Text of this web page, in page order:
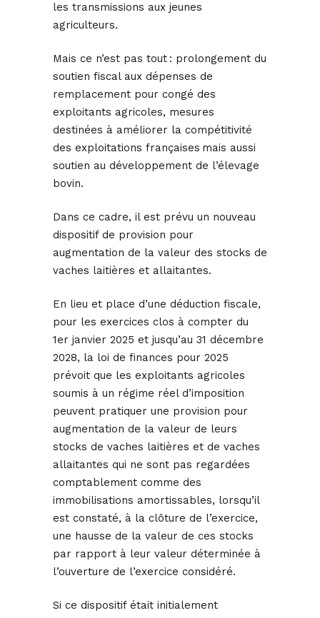
les transmissions aux jeunes
agriculteurs.
Mais ce n’est pas tout : prolongement du
soutien fiscal aux dépenses de
remplacement pour congé des
exploitants agricoles, mesures
destinées à améliorer la compétitivité
des exploitations françaises mais aussi
soutien au développement de l’élevage
bovin.
Dans ce cadre, il est prévu un nouveau
dispositif de provision pour
augmentation de la valeur des stocks de
vaches laitières et allaitantes.
En lieu et place d’une déduction fiscale,
pour les exercices clos à compter du
1er janvier 2025 et jusqu’au 31 décembre
2028, la loi de finances pour 2025
prévoit que les exploitants agricoles
soumis à un régime réel d’imposition
peuvent pratiquer une provision pour
augmentation de la valeur de leurs
stocks de vaches laitières et de vaches
allaitantes qui ne sont pas regardées
comptablement comme des
immobilisations amortissables, lorsqu’il
est constaté, à la clôture de l’exercice,
une hausse de la valeur de ces stocks
par rapport à leur valeur déterminée à
l’ouverture de l’exercice considéré.
Si ce dispositif était initialement